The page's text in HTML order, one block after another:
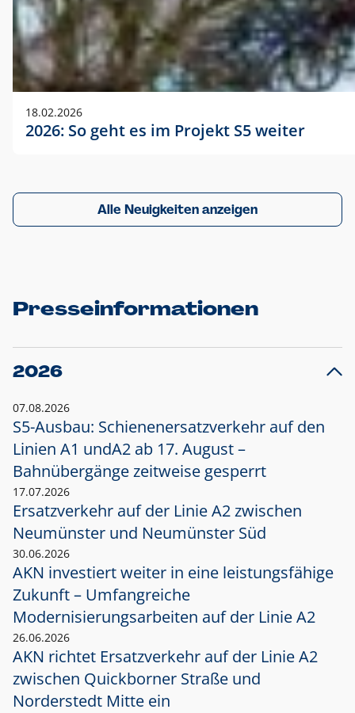
18.02.2026
2026: So geht es im Projekt S5 weiter
Alle Neuigkeiten anzeigen
Presseinformationen
2026
07.08.2026
S5-Ausbau: Schienenersatzverkehr auf den
Linien A1 undA2 ab 17. August –
Bahnübergänge zeitweise gesperrt
17.07.2026
Ersatzverkehr auf der Linie A2 zwischen
Neumünster und Neumünster Süd
30.06.2026
AKN investiert weiter in eine leistungsfähige
Zukunft – Umfangreiche
Modernisierungsarbeiten auf der Linie A2
26.06.2026
AKN richtet Ersatzverkehr auf der Linie A2
zwischen Quickborner Straße und
Norderstedt Mitte ein